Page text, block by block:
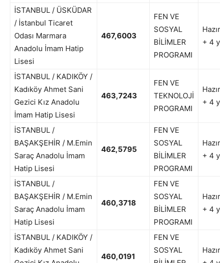
İSTANBUL / ÜSKÜDAR
/ İstanbul Ticaret
Odası Marmara
Anadolu İmam Hatip
Lisesi
467,6003
FEN VE
SOSYAL
BİLİMLER
PROGRAMI
+ 4
İSTANBUL / KADIKÖY /
Kadıköy Ahmet Sani
Gezici Kız Anadolu
İmam Hatip Lisesi
463,7243
FEN VE
TEKNOLOJİ
PROGRAMI
+ 4
İSTANBUL /
BAŞAKŞEHİR / M.Emin
Saraç Anadolu İmam
Hatip Lisesi
462,5795
FEN VE
SOSYAL
BİLİMLER
PROGRAMI
+ 4
İSTANBUL /
BAŞAKŞEHİR / M.Emin
Saraç Anadolu İmam
Hatip Lisesi
460,3718
FEN VE
SOSYAL
BİLİMLER
PROGRAMI
+ 4
İSTANBUL / KADIKÖY /
Kadıköy Ahmet Sani
460,0191
FEN VE
SOSYAL